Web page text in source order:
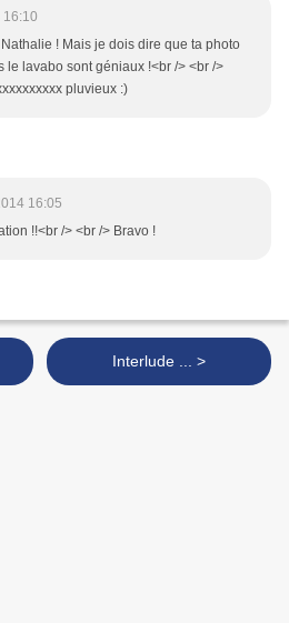
16:10
! Mais je dois dire que ta photo
le lavabo sont géniaux !<br /> <br />
pluvieux :)
16:05
!!<br /> <br /> Bravo !
Interlude ... >